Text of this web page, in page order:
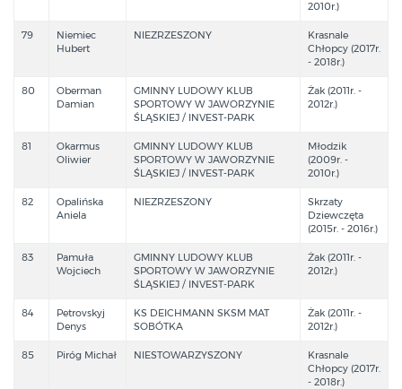
2010r.)
79
Niemiec
Hubert
NIEZRZESZONY
Krasnale
Chłopcy (2017r.
- 2018r.)
80
Oberman
Damian
GMINNY LUDOWY KLUB
SPORTOWY W JAWORZYNIE
ŚLĄSKIEJ / INVEST-PARK
Żak (2011r. -
2012r.)
81
Okarmus
Oliwier
GMINNY LUDOWY KLUB
SPORTOWY W JAWORZYNIE
ŚLĄSKIEJ / INVEST-PARK
Młodzik
(2009r. -
2010r.)
82
Opalińska
Aniela
NIEZRZESZONY
Skrzaty
Dziewczęta
(2015r. - 2016r.)
83
Pamuła
Wojciech
GMINNY LUDOWY KLUB
SPORTOWY W JAWORZYNIE
ŚLĄSKIEJ / INVEST-PARK
Żak (2011r. -
2012r.)
84
Petrovskyj
Denys
KS DEICHMANN SKSM MAT
SOBÓTKA
Żak (2011r. -
2012r.)
85 Piróg Michał NIESTOWARZYSZONY
Krasnale
Chłopcy (2017r.
- 2018r.)